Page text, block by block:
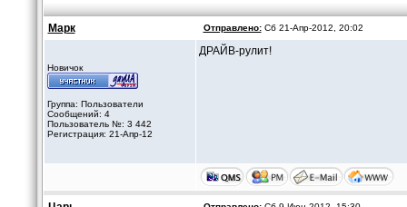
Марк Отправлено:Сб 21-Апр-2012, 20:02
Новичок
Группа: Пользователи
Сообщений: 4
Пользователь №: 3 442
Регистрация: 21-Апр-12
ДРАЙВ-рулит!